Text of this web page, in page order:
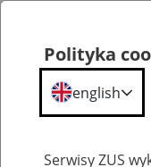
Polityka
english
Serwisy ZUS